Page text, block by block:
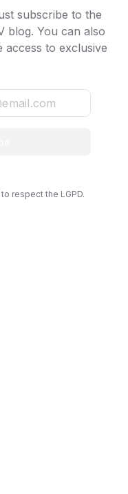
subscribe to the
blog. You can also
access to exclusive
respect the LGPD.